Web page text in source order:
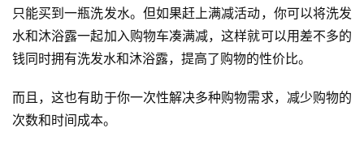
只能买到一瓶洗发水。但如果赶上满减活动，你可以将洗发
水和沐浴露一起加入购物车凑满减，这样就可以用差不多的
钱同时拥有洗发水和沐浴露，提高了购物的性价比。
而且，这也有助于你一次性解决多种购物需求，减少购物的
次数和时间成本。